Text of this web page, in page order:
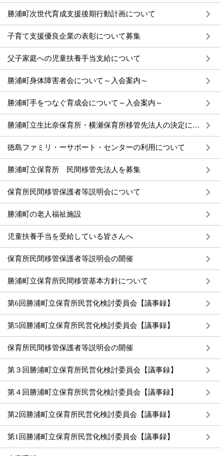
勝浦町次世代育成支援後期行動計画について
子育て支援優良企業の表彰について募集
父子家庭への児童扶養手当支給について
勝浦町身体障害者会について～入会案内～
勝浦町手をつなぐ育成会について～入会案内～
勝浦町立生比奈保育所・横瀬保育所移管先法人の決定について
徳島ファミリ・ーサポート・センターの利用について
勝浦町立保育所 民間移管先法人を募集
保育所民間移管保護者等説明会について
勝浦町の老人福祉施設
児童扶養手当を受給している皆さんへ
保育所民間移管保護者等説明会の開催
勝浦町立保育所民間移管基本方針について
第6回勝浦町立保育所民営化検討委員会【議事録】
第5回勝浦町立保育所民営化検討委員会【議事録】
保育所民間移管保護者等説明会の開催
第３回勝浦町立保育所民営化検討委員会【議事録】
第４回勝浦町立保育所民営化検討委員会【議事録】
第2回勝浦町立保育所民営化検討委員会【議事録】
第1回勝浦町立保育所民営化検討委員会【議事録】